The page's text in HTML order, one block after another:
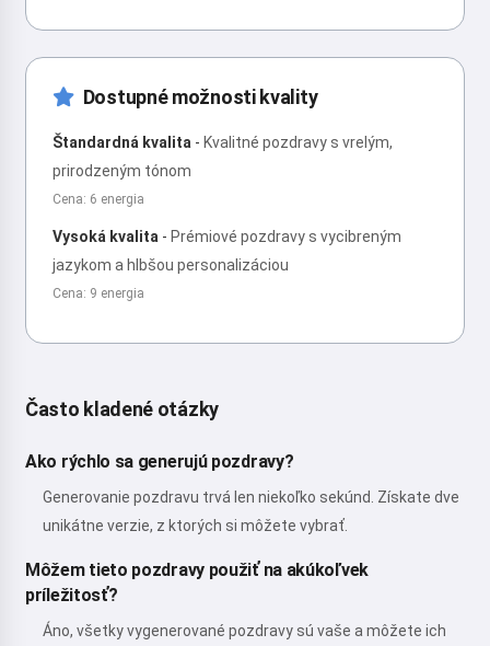
Dostupné možnosti kvality
Štandardná kvalita - Kvalitné pozdravy s vrelým,
prirodzeným tónom
Cena: 6 energia
Vysoká kvalita - Prémiové pozdravy s vycibreným
jazykom a hlbšou personalizáciou
Cena: 9 energia
Často kladené otázky
Ako rýchlo sa generujú pozdravy?
Generovanie pozdravu trvá len niekoľko sekúnd. Získate dve
unikátne verzie, z ktorých si môžete vybrať.
Môžem tieto pozdravy použiť na akúkoľvek
príležitosť?
Áno, všetky vygenerované pozdravy sú vaše a môžete ich